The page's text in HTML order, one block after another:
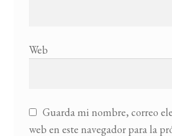
Web
Guarda mi nombre, correo
web en este navegador para la